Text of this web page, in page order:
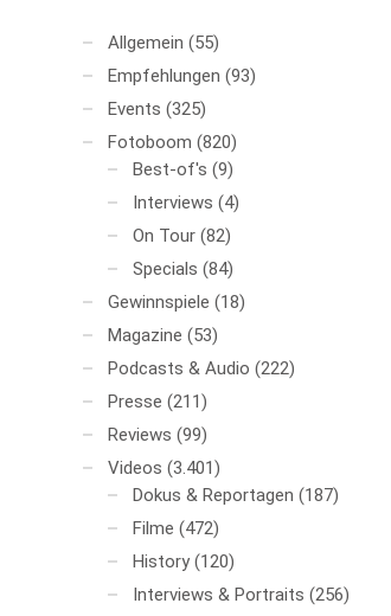
Allgemein (55)
Empfehlungen (93)
Events (325)
Fotoboom (820)
Best-of's (9)
Interviews (4)
On Tour (82)
Specials (84)
Gewinnspiele (18)
Magazine (53)
Podcasts & Audio (222)
Presse (211)
Reviews (99)
Videos (3.401)
Dokus & Reportagen (187)
Filme (472)
History (120)
Interviews & Portraits (256)